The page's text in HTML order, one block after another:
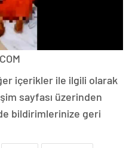
içerikler ile ilgili olarak
sayfası üzerinden
bildirimlerinize geri